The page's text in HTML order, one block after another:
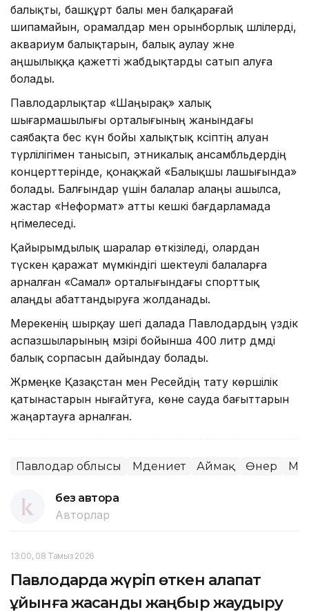
балықты, башқұрт балы мен балқарағай
шипамайын, орамалдар мен орынборлық шәлілерді,
аквариум балықтарын, балық аулау және
аңшылыққа қажетті жабдықтарды сатып алуға
болады.
Павлодарлықтар «Шаңырақ» халық
шығармашылығы орталығының жанындағы
саябақта бес күн бойы халықтық кәсіптің алуан
түрлілігімен танысып, этникалық ансамбльдердің
концерттерінде, қонақжай «Балықшы лашығында»
болады. Балғындар үшін балалар алаңы ашылса,
жастар «Неформат» атты кешкі бағдарламада
әңгімелеседі.
Қайырымдылық шаралар өткізіледі, олардан
түскен қаражат мүмкіндігі шектеулі балаларға
арналған «Самал» орталығындағы спорттық
алаңды абаттандыруға жолданады.
Мерекенің шырқау шегі далада Павлодардың үздік
аспазшыларының мәзірі бойынша 400 литр дәмді
балық сорпасын дайындау болады.
Жәрмеңке Қазақстан мен Ресейдің тату көршілік
қатынастарын нығайтуға, көне сауда бағыттарын
жаңартауға арналған.
Павлодар облысы Мәдениет Аймақ Өнер
без автора
Авторлар
13:00, 08 Тамыз 2026
Павлодарда жүріп өткен алапат
құйынға жасанды жаңбыр жаудыру